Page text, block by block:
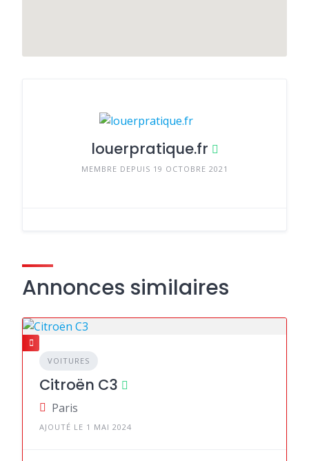
louerpratique.fr
MEMBRE DEPUIS 19 OCTOBRE 2021
Annonces similaires
VOITURES
Citroën C3
Paris
AJOUTÉ LE 1 MAI 2024